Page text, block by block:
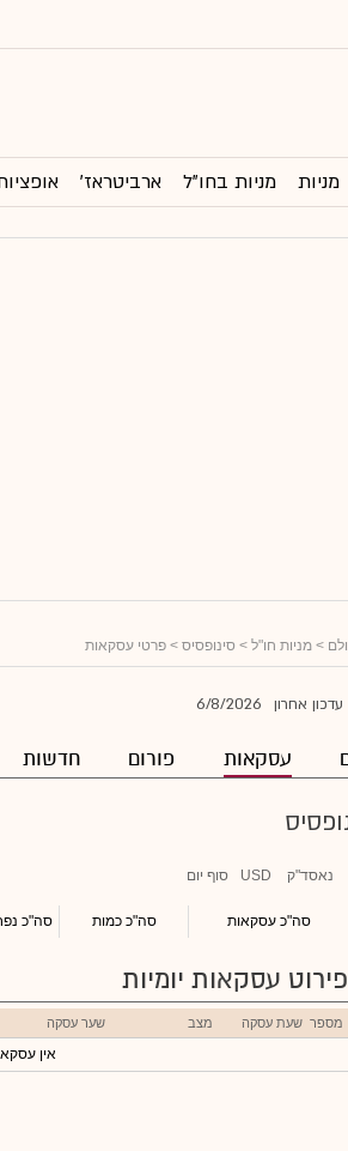
מניות מניות בחו"ל ארביטראז'
> מניות חו"ל > סינופסיס > פרטי עסקאות
עדכון אחרון 6/8/2026
עסקאות פורום חדשות
נאסד"ק USD סוף יום
סה"כ עסקאות סה"כ כמות סה"כ
פירוט עסקאות יומיות
מספר שעת עסקה מצב שער עסקה
אין